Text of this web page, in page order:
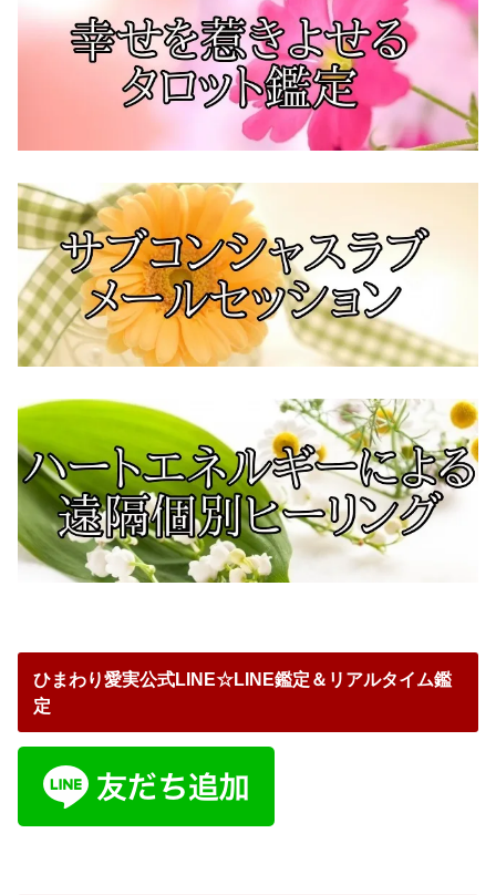
ひまわり愛実公式LINE☆LINE鑑定＆リアルタイム鑑
定